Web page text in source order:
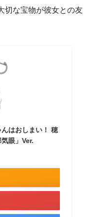
切な宝物が彼女との友
んはおしまい！ 穂
眼」Ver.